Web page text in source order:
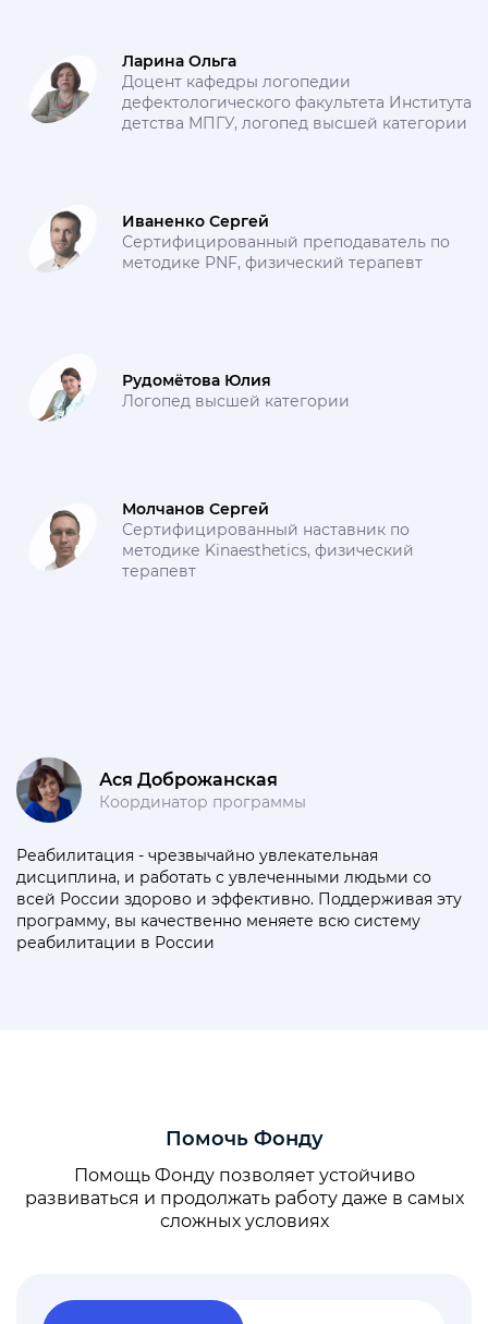
Ларина Ольга
Доцент кафедры логопедии
дефектологического факультета Института
детства МПГУ, логопед высшей категории
Иваненко Сергей
Сертифицированный преподаватель по
методике PNF, физический терапевт
Рудомётова Юлия
Логопед высшей категории
Молчанов Сергей
Сертифицированный наставник по
методике Kinaesthetics, физический
терапевт
Ася Доброжанская
Координатор программы
Реабилитация - чрезвычайно увлекательная
дисциплина, и работать с увлеченными людьми со
всей России здорово и эффективно. Поддерживая эту
программу, вы качественно меняете всю систему
реабилитации в России
Помочь Фонду
Помощь Фонду позволяет устойчиво
развиваться и продолжать работу даже в самых
сложных условиях